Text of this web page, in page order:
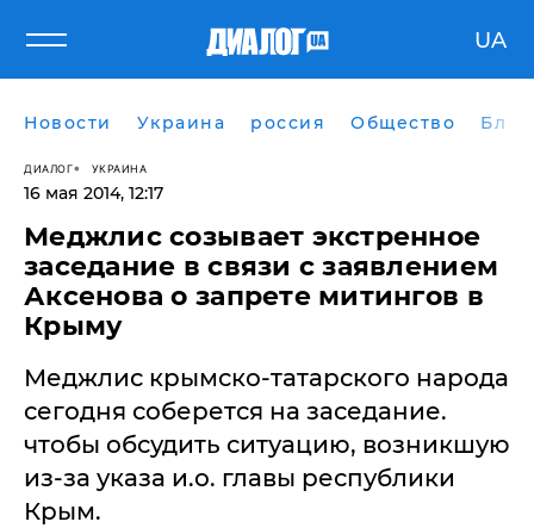
UA
Новости Украина россия Общество
ДИАЛОГ УКРАИНА
16 мая 2014, 12:17
Меджлис созывает экстренное
заседание в связи с заявлением
Аксенова о запрете митингов в
Крыму
Меджлис крымско-татарского народа
сегодня соберется на заседание.
чтобы обсудить ситуацию, возникшую
из-за указа и.о. главы республики
Крым.